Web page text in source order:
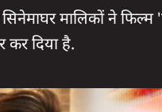
मालिकों ने फिल्म
कर दिया है.